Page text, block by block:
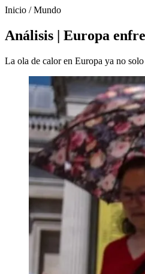
Inicio /Mundo
Análisis | Europa
La ola de calor en Europa ya no